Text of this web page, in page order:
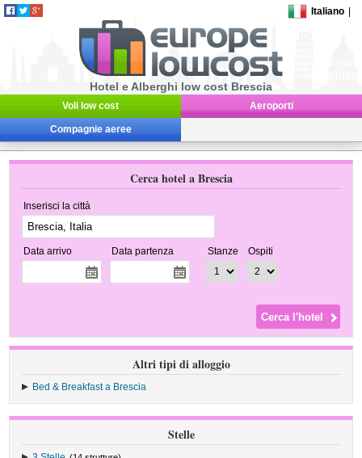
Italiano
Hotel e Alberghi low cost Brescia
Voli low cost Aeroporti
Compagnie aeree
Cerca hotel a Brescia
Inserisci la città
Data arrivo Data partenza Stanze Ospiti
Altri tipi di alloggio
Bed & Breakfast a Brescia
Stelle